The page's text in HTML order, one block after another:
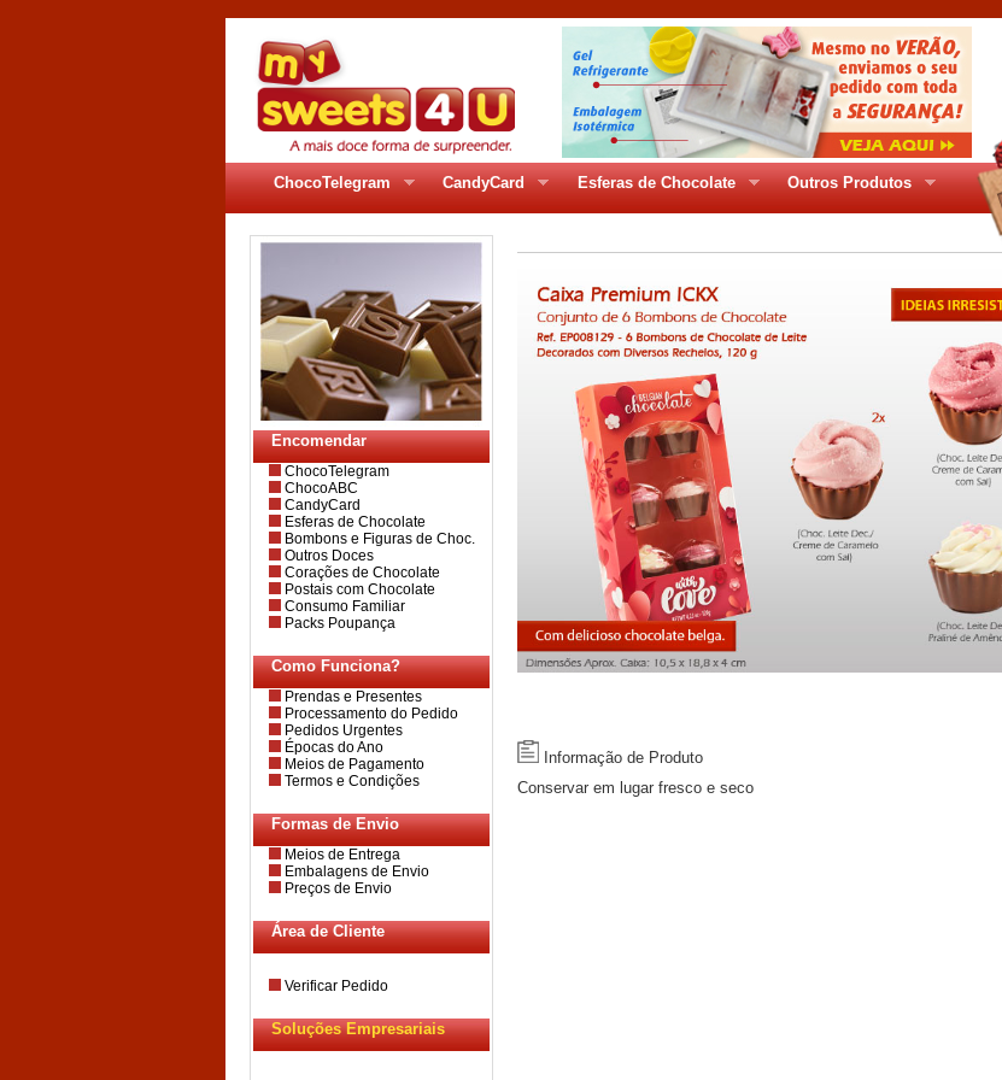
ChocoTelegram CandyCard Esferas de Chocolate Outros Produtos
Encomendar
ChocoTelegram
ChocoABC
CandyCard
Esferas de Chocolate
Bombons e Figuras de Choc.
Outros Doces
Corações de Chocolate
Postais com Chocolate
Consumo Familiar
Packs Poupança
Como Funciona?
Prendas e Presentes
Processamento do Pedido
Pedidos Urgentes
Épocas do Ano
Meios de Pagamento
Termos e Condições
Formas de Envio
Meios de Entrega
Embalagens de Envio
Preços de Envio
Área de Cliente
Verificar Pedido
Soluções Empresariais
Informação de Produto
Conservar em lugar fresco e seco